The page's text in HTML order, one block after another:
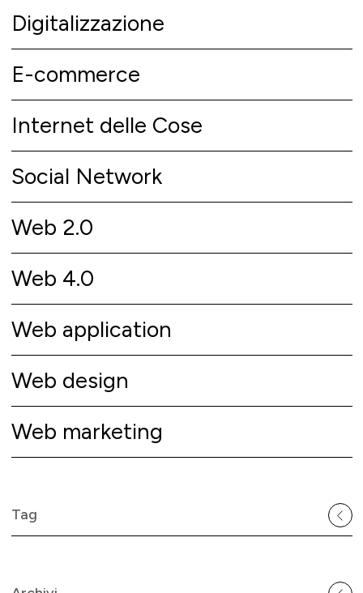
Digitalizzazione
E-commerce
Internet delle Cose
Social Network
Web 2.0
Web 4.0
Web application
Web design
Web marketing
Tag